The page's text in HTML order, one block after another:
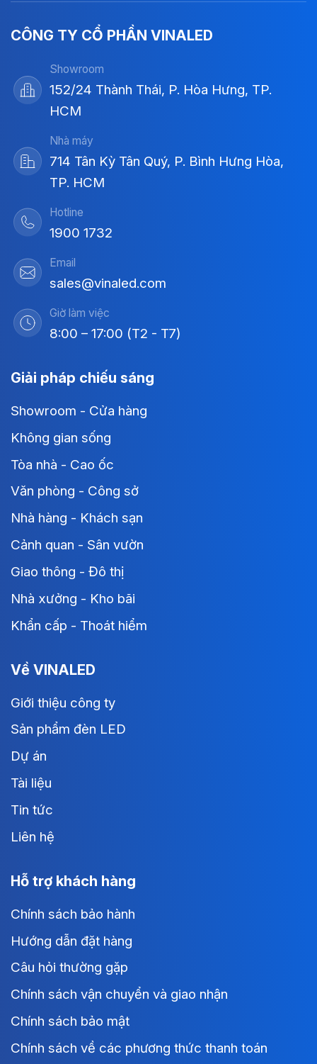
CÔNG TY CỔ PHẦN VINALED
Showroom
152/24 Thành Thái, P. Hòa Hưng, TP.
HCM
Nhà máy
714 Tân Kỳ Tân Quý, P. Bình Hưng Hòa,
TP. HCM
Hotline
1900 1732
Email
sales@vinaled.com
Giờ làm việc
8:00 – 17:00 (T2 - T7)
Giải pháp chiếu sáng
Showroom - Cửa hàng
Không gian sống
Tòa nhà - Cao ốc
Văn phòng - Công sở
Nhà hàng - Khách sạn
Cảnh quan - Sân vườn
Giao thông - Đô thị
Nhà xưởng - Kho bãi
Khẩn cấp - Thoát hiểm
Về VINALED
Giới thiệu công ty
Sản phẩm đèn LED
Dự án
Tài liệu
Tin tức
Liên hệ
Hỗ trợ khách hàng
Chính sách bảo hành
Hướng dẫn đặt hàng
Câu hỏi thường gặp
Chính sách vận chuyển và giao nhận
Chính sách bảo mật
Chính sách về các phương thức thanh toán